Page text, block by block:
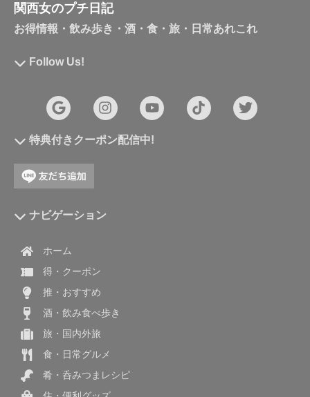
関西女のプチ日記
お得情報・飲み歩き・酒・食・旅・日常あれこれ
Follow Us!
特典付きクーポン配信中!
ナビゲーション
ホーム
得・クーポン
推・おすすめ
酒・飲み食べ歩き
旅・国内外旅
食・日常グルメ
肴・呑みつまレシピ